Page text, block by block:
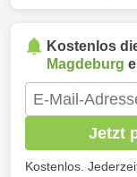
Kostenlos
Magdeburg
Jetzt
Kostenlos.